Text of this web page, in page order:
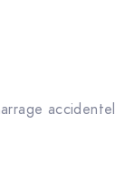
accidentel